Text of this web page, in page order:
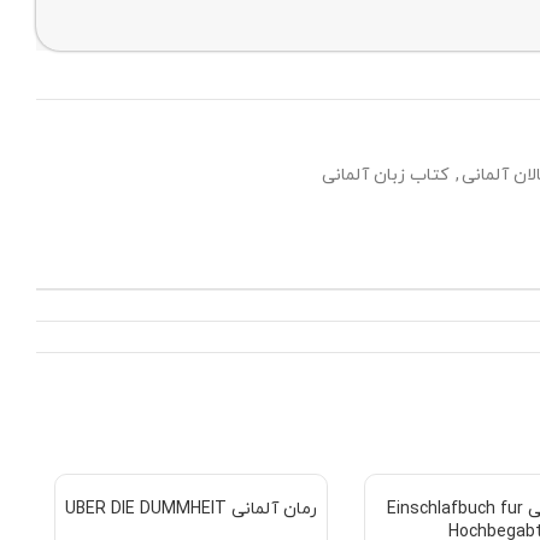
آلمانی , کتاب زبان آلمانی
رمان آلمانی Einschlafbuch fur
رمان آلمانی UBER DIE DUMMHEIT